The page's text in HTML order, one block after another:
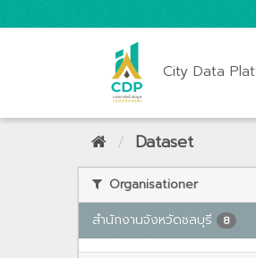
City Data
Dataset
Organisationer
สำนักงานจังหวัดชลบุรี
8